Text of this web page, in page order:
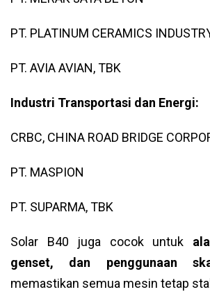
PT. PLATINUM CERAMICS
PT. AVIA AVIAN, TBK
Industri Transportasi dan Energi:
CRBC, CHINA ROAD BRIDGE
PT. MASPION
PT. SUPARMA, TBK
Solar B40 juga cocok untuk
genset, dan penggunaan
memastikan semua mesin tetap